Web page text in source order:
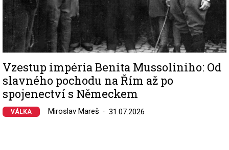
Vzestup impéria Benita Mussoliniho: Od
slavného pochodu na Řím až po
spojenectví s Německem
VÁLKA Miroslav Mareš 31.07.2026